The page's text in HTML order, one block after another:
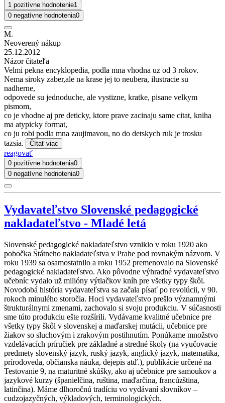
1 pozitívne hodnotenie1
0 negatívne hodnotenia0
M.
Neoverený nákup
25.12.2012
Názor čitateľa
Velmi pekna encyklopedia, podla mna vhodna uz od 3 rokov.
Nema siroky zaber,ale na krase jej to neubera, ilustracie su
nadherne,
odpovede su jednoduche, ale vystizne, kratke, pisane velkym
pismom,
co je vhodne aj pre deticky, ktore prave zacinaju same citat, kniha
ma atypicky format,
co ju robi podla mna zaujimavou, no do detskych ruk je trosku
tazsia.
Čítať viac
reagovať
0 pozitívne hodnotenia0
0 negatívne hodnotenia0
Vydavateľstvo Slovenské pedagogické
nakladateľstvo - Mladé letá
Slovenské pedagogické nakladateľstvo vzniklo v roku 1920 ako
pobočka Štátneho nakladateľstva v Prahe pod rovnakým názvom. V
roku 1939 sa osamostatnilo a roku 1952 premenovalo na Slovenské
pedagogické nakladateľstvo. Ako pôvodne výhradné vydavateľstvo
učebníc vydalo už milióny výtlačkov kníh pre všetky typy škôl.
Novodobá história vydavateľstva sa začala písať po revolúcii, v 90.
rokoch minulého storočia. Hoci vydavateľstvo prešlo významnými
štrukturálnymi zmenami, zachovalo si svoju produkciu. V súčasnosti
sme túto produkciu ešte rozšírili. Vydávame kvalitné učebnice pre
všetky typy škôl v slovenskej a maďarskej mutácii, učebnice pre
žiakov so sluchovým i zrakovým postihnutím. Ponúkame množstvo
vzdelávacích príručiek pre základné a stredné školy (na vyučovacie
predmety slovenský jazyk, ruský jazyk, anglický jazyk, matematika,
prírodoveda, občianska náuka, dejepis atď.), publikácie určené na
Testovanie 9, na maturitné skúšky, ako aj učebnice pre samoukov a
jazykové kurzy (španielčina, ruština, maďarčina, francúzština,
latinčina). Máme dlhoročnú tradíciu vo vydávaní slovníkov –
cudzojazyčných, výkladových, terminologických.